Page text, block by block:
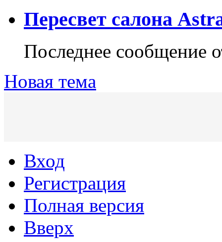
Пересвет салона
Последнее сообщение
Новая тема
Вход
Регистрация
Полная версия
Вверх